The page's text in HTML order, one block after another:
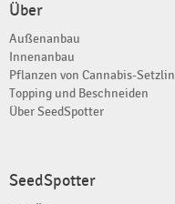
Über
Außenanbau
Innenanbau
Pflanzen von Cannabis-
Topping und Beschneiden
Über SeedSpotter
SeedSpotter